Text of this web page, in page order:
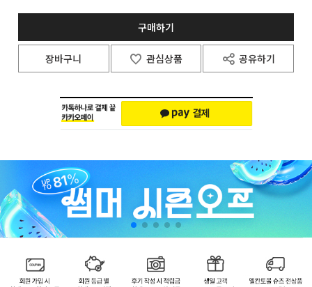
구매하기
장바구니 관심상품 공유하기